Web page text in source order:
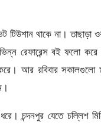
থাকে না। তাছাড়া
রেফারেন্স বই ফলো
আর রবিবার সকালগুলো
চন্দনপুর যেতে চল্লিশ